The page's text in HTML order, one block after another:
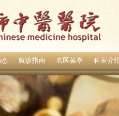
就诊指南 名医荟萃 科室介